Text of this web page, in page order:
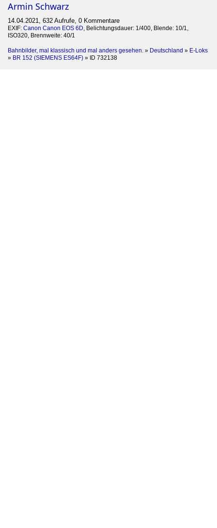
Armin Schwarz
14.04.2021, 632 Aufrufe, 0 Kommentare
EXIF: Canon Canon EOS 6D , Belichtungsdauer: 1/400, Blende: 10/1,
ISO320, Brennweite: 40/1
Bahnbilder, mal klassisch und mal anders gesehen. » Deutschland » E-Loks
» BR 152 (SIEMENS ES64F) » ID 732138